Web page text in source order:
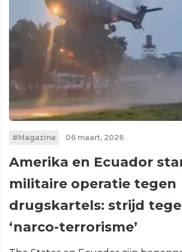
#Magazine 06 maart, 2026
Amerika en Ecuador
militaire operatie tegen
drugskartels: strijd
‘narco-terrorisme’